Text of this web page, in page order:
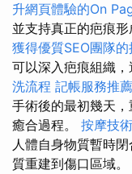
升網頁體驗的On
並支持真正的疤痕形
獲得優質SEO團隊
可以深入疤痕組織
洗流程 記帳服務推薦
手術後的最初幾天
癒合過程。 按摩技
人體自身物質暫時
質重建到傷口區域。